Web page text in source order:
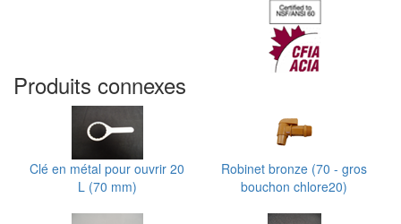
Produits connexes
Clé en métal pour ouvrir 20
L (70 mm)
Robinet bronze (70 - gros
bouchon chlore20)